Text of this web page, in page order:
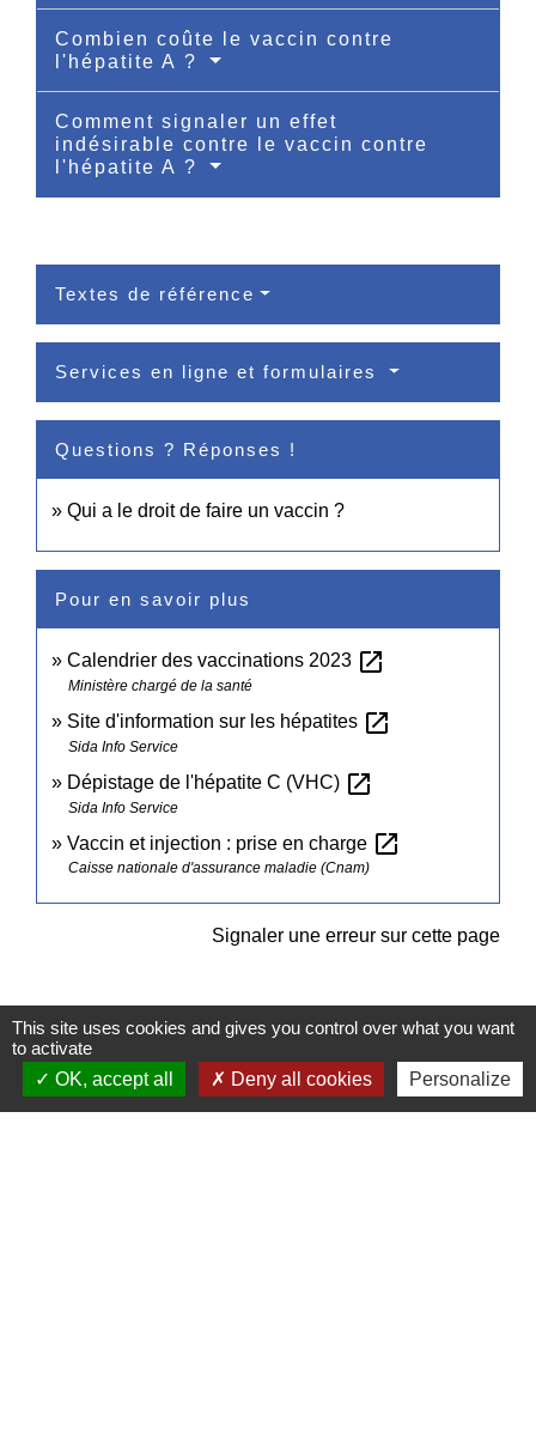
Combien coûte le vaccin contre
l'hépatite A ?
Comment signaler un effet
indésirable contre le vaccin contre
l'hépatite A ?
Textes de référence
Services en ligne et formulaires
Questions ? Réponses !
Qui a le droit de faire un vaccin ?
Pour en savoir plus
Calendrier des vaccinations 2023 open_in_new
Ministère chargé de la santé
Site d'information sur les hépatites open_in_new
Sida Info Service
Dépistage de l'hépatite C (VHC) open_in_new
Sida Info Service
Vaccin et injection : prise en charge open_in_new
Caisse nationale d'assurance maladie (Cnam)
Signaler une erreur sur cette page
Contacts
This site uses cookies and gives you control over what you want
to activate
OK, accept all
Deny all cookies Personalize